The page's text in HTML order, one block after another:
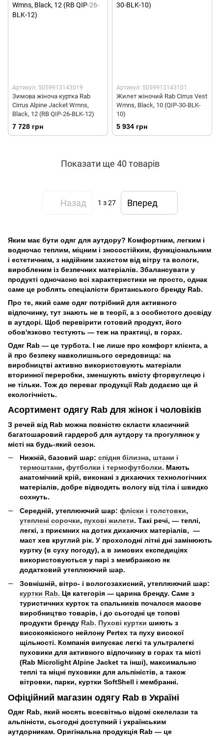
Артикул: 5059913143019
Зимова жіноча куртка Rab
Cirrus Alpine Jacket Wmns,
Black, 12 (RB QIP-26-BLK-12)
7 728 грн
Артикул: 5059913143101
Жилет жіночий Rab Cirrus Vest
Wmns, Black, 10 (QIP-30-BLK-
10)
5 934 грн
Показати ще 40 товарів
Назад 1 з 27 Вперед
Яким має бути одяг для аутдору? Комфортним, легким і
водночас теплим, міцним і зносостійким, функціональним
і естетичним, з надійним захистом від вітру та вологи,
виробленим із безпечних матеріалів. Збалансувати у
продукті одночасно всі характеристики не просто, однак
саме це роблять спеціалісти британського бренду Rab.
Про те, який саме одяг потрібний для активного
відпочинку, тут знають не в теорії, а з особистого досвіду
в аутдорі. Щоб перевірити готовий продукт, його
обов'язково тестують — теж на практиці, в горах.
Одяг Rab — це турбота. І не лише про комфорт клієнта, а
й про безпеку навколишнього середовища: на
виробництві активно використовують матеріали
вторинної переробки, зменшують вмісту фторвуглецю і
не тільки. Тож до переваг продукції Rab додаємо ще й
екологічність.
Асортимент одягу Rab для жінок і чоловіків
З речей від Rab можна повністю скласти класичний
багатошаровий гардероб для аутдору та прогулянок у
місті на будь-який сезон.
Нижній, базовий шар: спідня білизна, штани і
термоштани, футболки і термофутболки. Мають
анатомічний крій, виконані з дихаючих технологічних
матеріалів, добре відводять вологу від тіла і швидко
сохнуть.
Середній, утеплюючий шар: фліски і толстовки,
утеплені сорочки, пухові жилети. Такі речі, — теплі,
легкі, з приємних на дотик дихаючих матеріалів, —
маст хев круглий рік. У прохолодні літні дні замінюють
куртку (в суху погоду), а в зимових експедиціях
використовуються у парі з мембранкою як
додатковий утеплюючий шар.
Зовнішній, вітро- і вологозахисний, утеплюючий шар:
куртки Rab. Ця категорія — царина бренду. Саме з
туристичних курток та спальників почалося масове
виробництво товарів, і до сьогодні це топові
продукти бренду Rab. Пухові куртки шиють з
високоякісного нейлону Pertex та пуху високої
щільності. Компанія випускає легкі та ультралегкі
пуховики для активного відпочинку в горах та місті
(Rab Microlight Alpine Jacket та інші), максимально
теплі та міцні пуховики для альпіністів, а також
вітровки, парки, куртки SoftShell і мембранні.
Офіційний магазин одягу Rab в Україні
Одяг Rab, який носять всесвітньо відомі скелелази та
альпіністи, сьогодні доступний і українським
аутдорникам. Оригінальна продукція Rab — це